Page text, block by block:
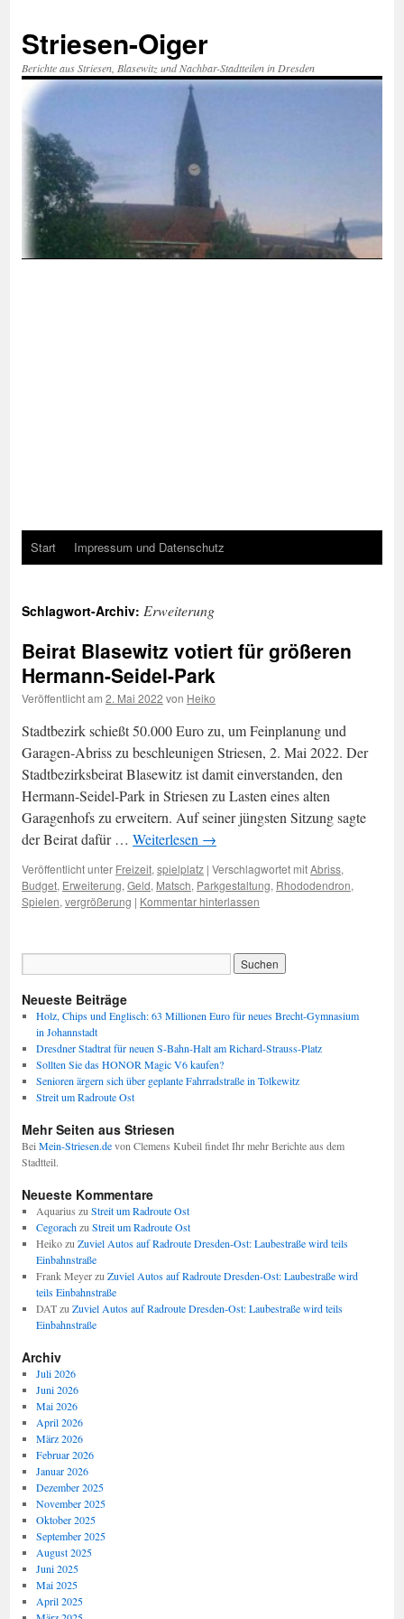
springen
Striesen-Oiger
Berichte aus Striesen, Blasewitz und Nachbar-Stadtteilen in Dresden
Start Impressum und Datenschutz
Schlagwort-Archiv: Erweiterung
Beirat Blasewitz votiert für größeren
Hermann-Seidel-Park
Veröffentlicht am 2. Mai 2022 von Heiko
Stadtbezirk schießt 50.000 Euro zu, um Feinplanung und
Garagen-Abriss zu beschleunigen Striesen, 2. Mai 2022. Der
Stadtbezirksbeirat Blasewitz ist damit einverstanden, den
Hermann-Seidel-Park in Striesen zu Lasten eines alten
Garagenhofs zu erweitern. Auf seiner jüngsten Sitzung sagte
der Beirat dafür … Weiterlesen →
Veröffentlicht unter Freizeit, spielplatz | Verschlagwortet mitAbriss,
Budget, Erweiterung, Geld, Matsch, Parkgestaltung, Rhododendron,
Spielen, vergrößerung | Kommentar hinterlassen
Neueste Beiträge
Holz, Chips und Englisch: 63 Millionen Euro für neues Brecht-Gymnasium
in Johannstadt
Dresdner Stadtrat für neuen S-Bahn-Halt am Richard-Strauss-Platz
Sollten Sie das HONOR Magic V6 kaufen?
Senioren ärgern sich über geplante Fahrradstraße in Tolkewitz
Streit um Radroute Ost
Mehr Seiten aus Striesen
Bei Mein-Striesen.devon Clemens Kubeil findet Ihr mehr Berichte aus dem
Stadtteil.
Neueste Kommentare
Aquarius zu Streit um Radroute Ost
Cegorachzu Streit um Radroute Ost
Heikozu Zuviel Autos auf Radroute Dresden-Ost: Laubestraße wird teils
Einbahnstraße
Frank Meyerzu Zuviel Autos auf Radroute Dresden-Ost: Laubestraße wird
teils Einbahnstraße
DATzu Zuviel Autos auf Radroute Dresden-Ost: Laubestraße wird teils
Einbahnstraße
Archiv
Juli 2026
Juni 2026
Mai 2026
April 2026
März 2026
Februar 2026
Januar 2026
Dezember 2025
November 2025
Oktober 2025
September 2025
August 2025
Juni 2025
Mai 2025
April 2025